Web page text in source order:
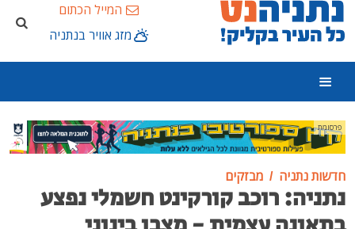
המייל הכתום
מזג אוויר בנתניה
פרסומת
חדשות נתניה מבזקים
נתניה: רוכב קורקינט חשמלי נפצע